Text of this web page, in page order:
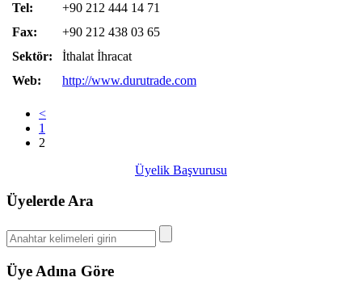
Tel:
+90 212 444 14 71
Fax:
+90 212 438 03 65
Sektör:
İthalat İhracat
Web:
http://www.durutrade.com
<
1
2
Üyelik Başvurusu
Üyelerde Ara
Üye Adına Göre